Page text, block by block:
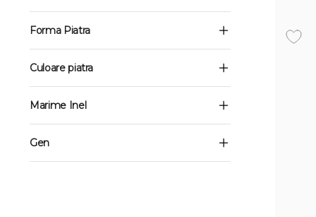
Forma Piatra
Culoare piatra
Marime Inel
Gen